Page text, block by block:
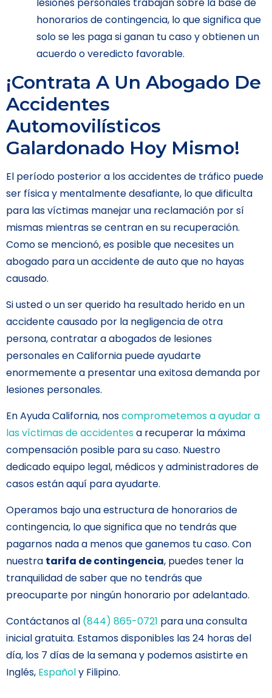
lesiones personales trabajan sobre la base de
honorarios de contingencia, lo que significa que
solo se les paga si ganan tu caso y obtienen un
acuerdo o veredicto favorable.
¡Contrata A Un Abogado De
Accidentes
Automovilísticos
Galardonado Hoy Mismo!
El período posterior a los accidentes de tráfico puede
ser física y mentalmente desafiante, lo que dificulta
para las víctimas manejar una reclamación por sí
mismas mientras se centran en su recuperación.
Como se mencionó, es posible que necesites un
abogado para un accidente de auto que no hayas
causado.
Si usted o un ser querido ha resultado herido en un
accidente causado por la negligencia de otra
persona, contratar a abogados de lesiones
personales en California puede ayudarte
enormemente a presentar una exitosa demanda por
lesiones personales.
En Ayuda California, noscomprometemos a ayudar a
las víctimas de accidentesa recuperar la máxima
compensación posible para su caso. Nuestro
dedicado equipo legal, médicos y administradores de
casos están aquí para ayudarte.
Operamos bajo una estructura de honorarios de
contingencia, lo que significa que no tendrás que
pagarnos nada a menos que ganemos tu caso. Con
nuestra tarifa de contingencia, puedes tener la
tranquilidad de saber que no tendrás que
preocuparte por ningún honorario por adelantado.
Contáctanos al (844) 865-0721 para una consulta
inicial gratuita. Estamos disponibles las 24 horas del
día, los 7 días de la semana y podemos asistirte en
Inglés, Españoly Filipino.